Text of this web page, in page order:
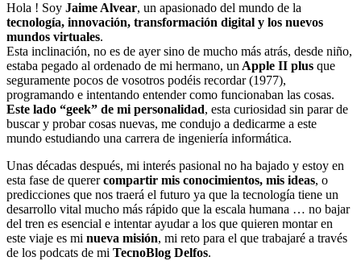
Hola ! Soy Jaime Alvear, un apasionado del mundo de la
tecnología, innovación, transformación digital y los nuevos
mundos virtuales.
Esta inclinación, no es de ayer sino de mucho más atrás, desde niño,
estaba pegado al ordenado de mi hermano, un Apple II plus que
seguramente pocos de vosotros podéis recordar (1977),
programando e intentando entender como funcionaban las cosas.
Este lado “geek” de mi personalidad, esta curiosidad sin parar de
buscar y probar cosas nuevas, me condujo a dedicarme a este
mundo estudiando una carrera de ingeniería informática.
Unas décadas después, mi interés pasional no ha bajado y estoy en
esta fase de querercompartir mis conocimientos, mis ideas, o
predicciones que nos traerá el futuro ya que la tecnología tiene un
desarrollo vital mucho más rápido que la escala humana … no bajar
del tren es esencial e intentar ayudar a los que quieren montar en
este viaje es mi nueva misión, mi reto para el que trabajaré a través
de los podcats de mi TecnoBlog Delfos.